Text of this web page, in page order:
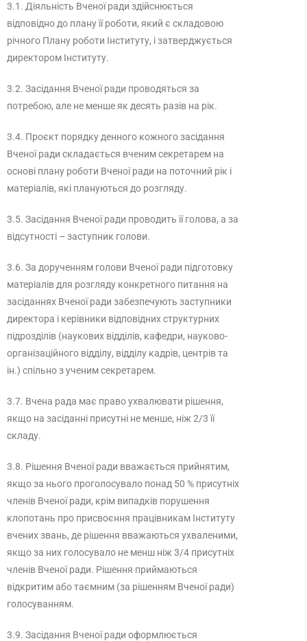
3.1. Діяльність Вченої ради здійснюється
відповідно до плану її роботи, який є складовою
річного Плану роботи Інституту, і затверджується
директором Інституту.
3.2. Засідання Вченої ради проводяться за
потребою, але не менше як десять разів на рік.
3.4. Проєкт порядку денного кожного засідання
Вченої ради складається вченим секретарем на
основі плану роботи Вченої ради на поточний рік і
матеріалів, які плануються до розгляду.
3.5. Засідання Вченої ради проводить її голова, а за
відсутності – заступник голови.
3.6. За дорученням голови Вченої ради підготовку
матеріалів для розгляду конкретного питання на
засіданнях Вченої ради забезпечують заступники
директора і керівники відповідних структурних
підрозділів (наукових відділів, кафедри, науково-
організаційного відділу, відділу кадрів, центрів та
ін.) спільно з ученим секретарем.
3.7. Вчена рада має право ухвалювати рішення,
якщо на засіданні присутні не менше, ніж 2/3 її
складу.
3.8. Рішення Вченої ради вважається прийнятим,
якщо за нього проголосувало понад 50 % присутніх
членів Вченої ради, крім випадків порушення
клопотань про присвоєння працівникам Інституту
вчених звань, де рішення вважаються ухваленими,
якщо за них голосувало не менш ніж 3/4 присутніх
членів Вченої ради. Рішення приймаються
відкритим або таємним (за рішенням Вченої ради)
голосуванням.
3.9. Засідання Вченої ради оформлюється